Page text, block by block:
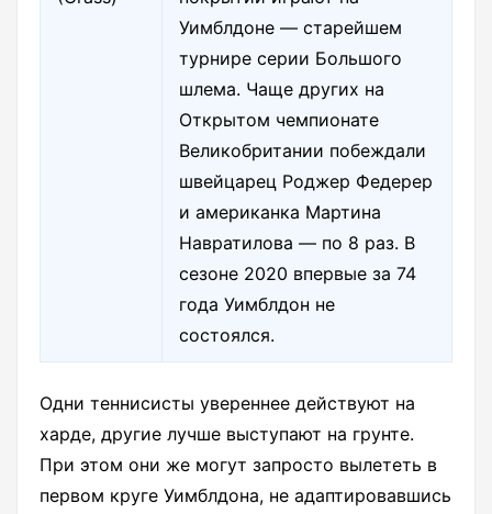
Уимблдоне — старейшем
турнире серии Большого
шлема. Чаще других на
Открытом чемпионате
Великобритании побеждали
швейцарец Роджер Федерер
и американка Мартина
Навратилова — по 8 раз. В
сезоне 2020 впервые за 74
года Уимблдон не
состоялся.
Одни теннисисты увереннее действуют на
харде, другие лучше выступают на грунте.
При этом они же могут запросто вылететь в
первом круге Уимблдона, не адаптировавшись